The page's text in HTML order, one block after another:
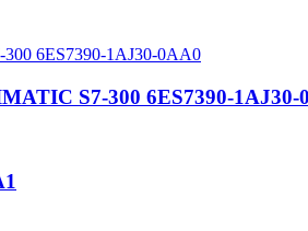
S7-300 6ES7390-1AJ30-